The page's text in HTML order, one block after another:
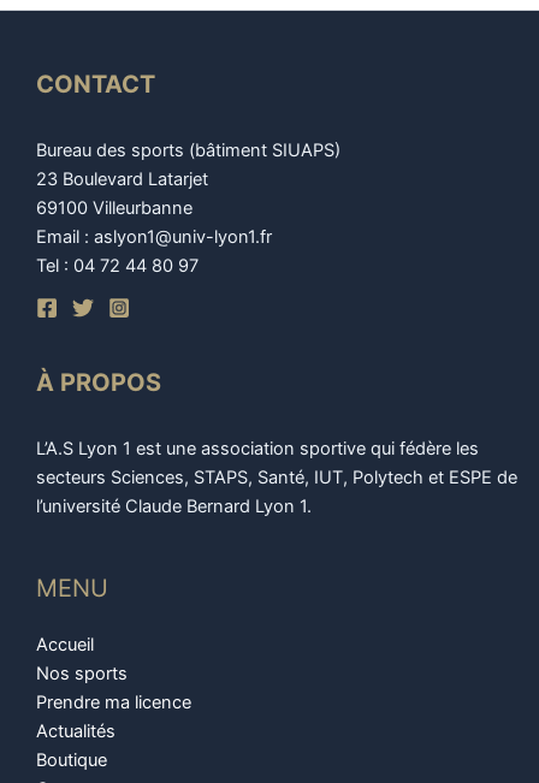
CONTACT
Bureau des sports (bâtiment SIUAPS)
23 Boulevard Latarjet
69100 Villeurbanne
Email : aslyon1@univ-lyon1.fr
Tel : 04 72 44 80 97
À PROPOS
L’A.S Lyon 1 est une association sportive qui fédère les
secteurs Sciences, STAPS, Santé, IUT, Polytech et ESPE de
l’université Claude Bernard Lyon 1.
MENU
Accueil
Nos sports
Prendre ma licence
Actualités
Boutique